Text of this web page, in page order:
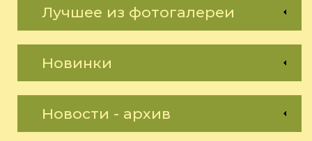
Лучшее из фотогалереи
Новинки
Новости - архив